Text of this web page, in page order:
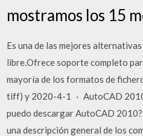
mostramos los 15
Es una de las mejores
libre.Ofrece soporte completo
mayoría de los formatos de
tiff) y 2020-4-1 · AutoCAD
puedo descargar AutoCAD
una descripción general de los